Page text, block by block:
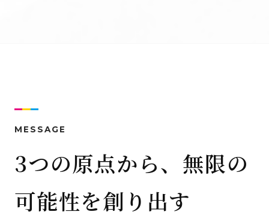
MESSAGE
3つの原点から、無限の
可能性を創り出す